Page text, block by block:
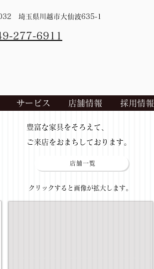
埼玉県川越市大仙波635-1
277-6911
サービス 店舗情報 採用情報
​豊富な家具をそろえて、
ご来店をおまちしております。
店舗一覧
​クリックすると画像が拡大します。